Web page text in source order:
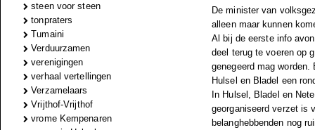
steen voor steen
tonpraters
Tumaini
Verduurzamen
verenigingen
verhaal vertellingen
Verzamelaars
Vrijthof-Vrijthof
vrome Kempenaren
De minister van
alleen maar kunnen
Al bij de eerste info
deel terug te voeren op
genegeerd mag
Hulsel en Bladel een
In Hulsel, Bladel en
georganiseerd verzet is
belanghebbenden nog